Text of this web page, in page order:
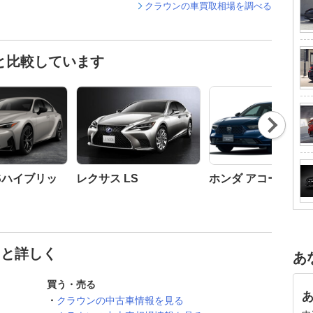
クラウンの車買取相場を調べる
比較しています
イブリッ レクサス LS ホンダ アコード
Nex
t
詳しく
買う・売る
クラウンの中古車情報を見る
あ